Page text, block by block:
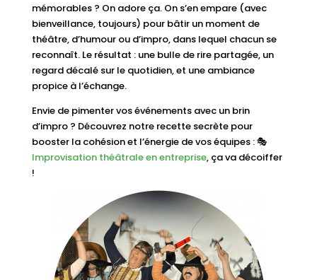
mémorables ? On adore ça. On s’en empare (avec
bienveillance, toujours) pour bâtir un moment de
théâtre, d’humour ou d’impro, dans lequel chacun se
reconnaît. Le résultat : une bulle de rire partagée, un
regard décalé sur le quotidien, et une ambiance
propice à l’échange.
Envie de pimenter vos événements avec un brin
d’impro ? Découvrez notre recette secrète pour
booster la cohésion et l’énergie de vos équipes : 🎭
Improvisation théâtrale en entreprise, ça va décoiffer
!